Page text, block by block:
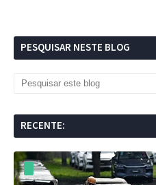
PESQUISAR NESTE BLOG
RECENTE: